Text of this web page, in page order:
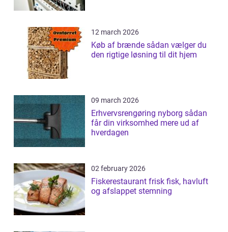
12 march 2026
Køb af brænde sådan vælger du
den rigtige løsning til dit hjem
09 march 2026
Erhvervsrengøring nyborg sådan
får din virksomhed mere ud af
hverdagen
02 february 2026
Fiskerestaurant frisk fisk, havluft
og afslappet stemning